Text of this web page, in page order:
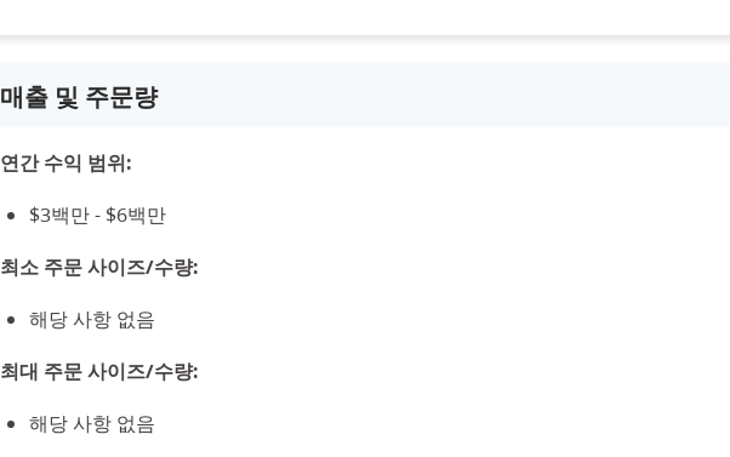
매출 및 주문량
연간 수익 범위:
$3백만 - $6백만
최소 주문 사이즈/수량:
해당 사항 없음
최대 주문 사이즈/수량:
해당 사항 없음